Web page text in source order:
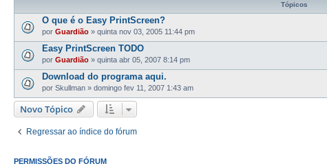
Tópicos
O que é o Easy PrintScreen?
por Guardião » quinta nov 03, 2005 11:44 pm
Easy PrintScreen TODO
por Guardião » quinta abr 05, 2007 8:14 pm
Download do programa aqui.
por Skullman » domingo fev 11, 2007 1:43 am
Novo Tópico
Regressar ao índice do fórum
PERMISSÕES DO FÓRUM